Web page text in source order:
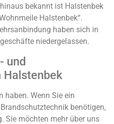
bekannt ist Halstenbek
Halstenbek“.
haben sich in
niedergelassen.
und
Halstenbek
haben. Wenn Sie ein
benötigen,
Sie möchten mehr über uns